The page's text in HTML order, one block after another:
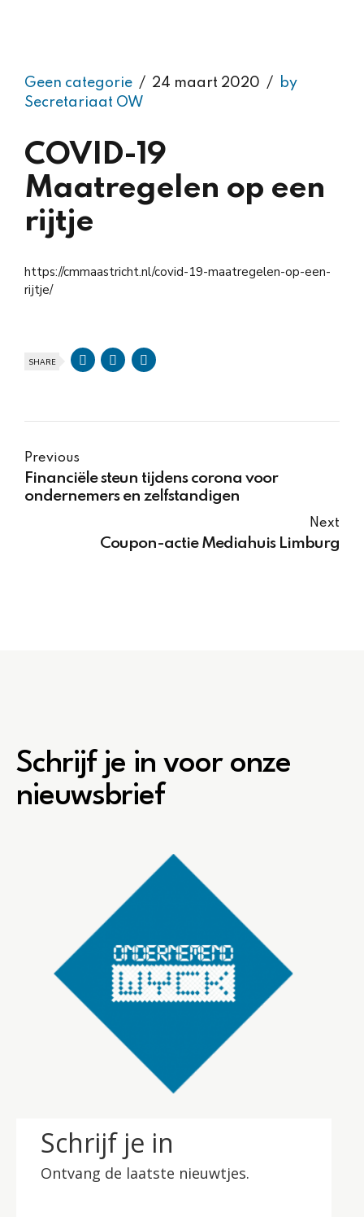
Geen categorie 24 maart 2020
by
Secretariaat OW
COVID-19
Maatregelen op een
rijtje
https://cmmaastricht.nl/covid-19-maatregelen-op-een-
rijtje/
SHARE
Previous
Financiële steun tijdens corona voor
ondernemers en zelfstandigen
Next
Coupon-actie Mediahuis Limburg
Schrijf je in voor onze
nieuwsbrief
Schrijf je in
Ontvang de laatste nieuwtjes.